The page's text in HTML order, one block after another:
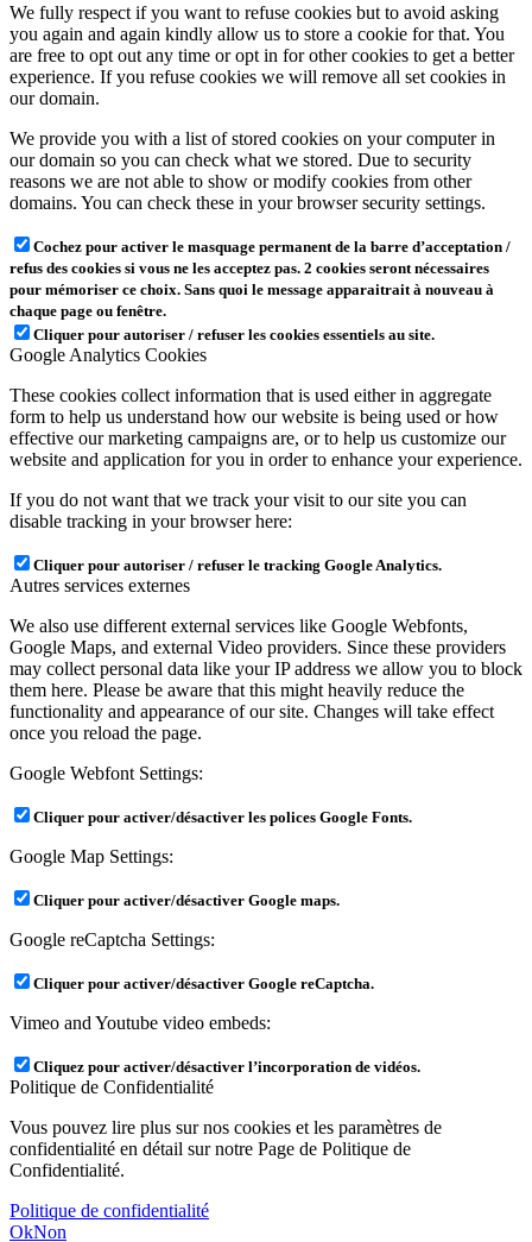
We fully respect if you want to refuse cookies but to avoid asking
you again and again kindly allow us to store a cookie for that. You
are free to opt out any time or opt in for other cookies to get a better
experience. If you refuse cookies we will remove all set cookies in
our domain.
We provide you with a list of stored cookies on your computer in
our domain so you can check what we stored. Due to security
reasons we are not able to show or modify cookies from other
domains. You can check these in your browser security settings.
Cochez pour activer le masquage permanent de la barre d’acceptation /
refus des cookies si vous ne les acceptez pas. 2 cookies seront nécessaires
pour mémoriser ce choix. Sans quoi le message apparaitrait à nouveau à
chaque page ou fenêtre.
Cliquer pour autoriser / refuser les cookies essentiels au site.
Google Analytics Cookies
These cookies collect information that is used either in aggregate
form to help us understand how our website is being used or how
effective our marketing campaigns are, or to help us customize our
website and application for you in order to enhance your experience.
If you do not want that we track your visit to our site you can
disable tracking in your browser here:
Cliquer pour autoriser / refuser le tracking Google Analytics.
Autres services externes
We also use different external services like Google Webfonts,
Google Maps, and external Video providers. Since these providers
may collect personal data like your IP address we allow you to block
them here. Please be aware that this might heavily reduce the
functionality and appearance of our site. Changes will take effect
once you reload the page.
Google Webfont Settings:
Cliquer pour activer/désactiver les polices Google Fonts.
Google Map Settings:
Cliquer pour activer/désactiver Google maps.
Google reCaptcha Settings:
Cliquer pour activer/désactiver Google reCaptcha.
Vimeo and Youtube video embeds:
Cliquez pour activer/désactiver l’incorporation de vidéos.
Politique de Confidentialité
Vous pouvez lire plus sur nos cookies et les paramètres de
confidentialité en détail sur notre Page de Politique de
Confidentialité.
Politique de confidentialité
OkNon